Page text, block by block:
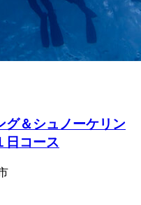
グ＆シュノーケリン
日コース